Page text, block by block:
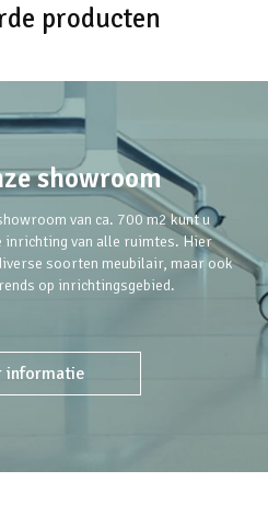
producten
showroom
van ca. 700 m2 kunt u
inrichting van alle ruimtes. Hier
soorten meubilair, maar ook
op inrichtingsgebied.
informatie